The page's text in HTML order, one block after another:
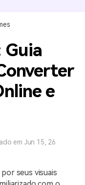
Guia
e
em Jun 15, 26
seus visuais